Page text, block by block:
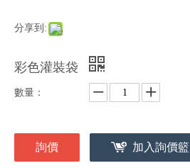
分享到:
彩色灌裝袋
數量：
詢價 加入詢價籃